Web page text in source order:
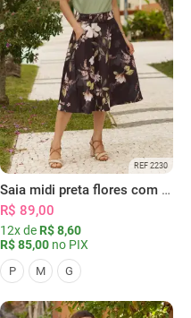
REF 2230
Saia midi preta flores com bolsos
R$ 89,00
12x de R$ 8,60
R$ 85,00 no PIX
P M G